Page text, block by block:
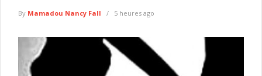
By Mamadou Nancy Fall 5 heures ago